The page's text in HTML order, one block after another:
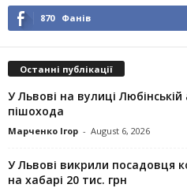
870 Фанів
Останні публікації
У Львові на вулиці
пішохода
Марченко Ігор - August 6, 2026
У Львові викрили посадовця
на хабарі 20 тис. грн